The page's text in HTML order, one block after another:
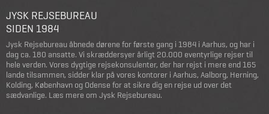
JYSK REJSEBUREAU
SIDEN 1984
Jysk Rejsebureau åbnede dørene for første gang i 1984 i Aarhus, og har i
dag ca. 180 ansatte. Vi skræddersyer årligt 20.000 eventyrlige rejser til
hele verden. Vores dygtige rejsekonsulenter, der har rejst i mere end 165
lande tilsammen, sidder klar på vores kontorer i Aarhus, Aalborg, Herning,
Kolding, København og Odense for at sikre dig en rejse ud over det
sædvanlige. Læs mere om Jysk Rejsebureau.